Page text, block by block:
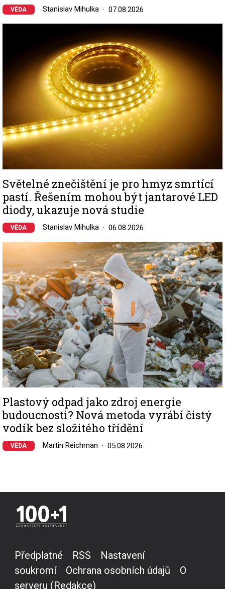
VĚDA Stanislav Mihulka 07.08.2026
Světelné znečištění je pro hmyz smrtící
pastí. Řešením mohou být jantarové LED
diody, ukazuje nová studie
VĚDA Stanislav Mihulka 06.08.2026
Image
Plastový odpad jako zdroj energie
budoucnosti? Nová metoda vyrábí čistý
vodík bez složitého třídění
VĚDA Martin Reichman 05.08.2026
Předplatné RSS
Nastavení
soukromí
Ochrana osobních údajů
O
serveru (Redakce)